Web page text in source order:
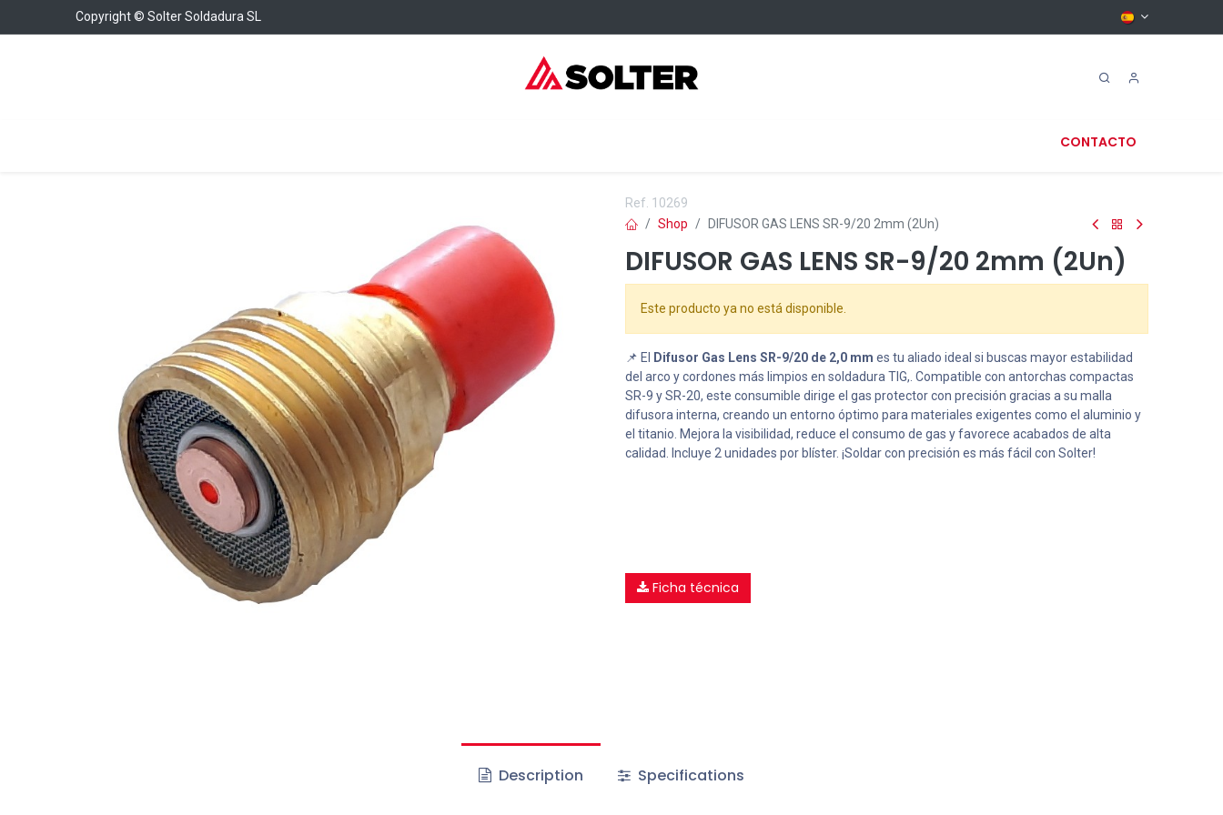
Copyright © Solter Soldadura SL
CONTACTO
Ref. 10269
Shop
DIFUSOR GAS LENS SR-9/20 2mm (2Un)
DIFUSOR GAS LENS SR-9/20 2mm (2Un)
Este producto ya no está disponible.
📌 El Difusor Gas Lens SR-9/20 de 2,0 mm es tu aliado ideal si buscas mayor estabilidad
del arco y cordones más limpios en soldadura TIG,. Compatible con antorchas compactas
SR-9 y SR-20, este consumible dirige el gas protector con precisión gracias a su malla
difusora interna, creando un entorno óptimo para materiales exigentes como el aluminio y
el titanio. Mejora la visibilidad, reduce el consumo de gas y favorece acabados de alta
calidad. Incluye 2 unidades por blíster. ¡Soldar con precisión es más fácil con Solter!
Ficha técnica
Description Specifications